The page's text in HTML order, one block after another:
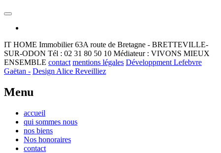
IT HOME Immobilier 63A route de Bretagne - BRETTEVILLE-
SUR-ODON Tél : 02 31 80 50 10 Médiateur : VIVONS MIEUX
ENSEMBLE contact mentions légales Développment Lefebvre
Gaëtan - Design Alice Reveilliez
Menu
accueil
qui sommes nous
nos biens
Nos honoraires
contact